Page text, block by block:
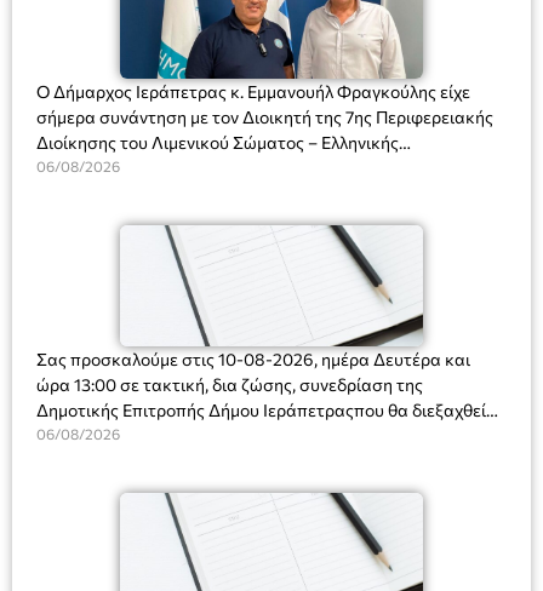
Ο Δήμαρχος Ιεράπετρας κ. Εμμανουήλ Φραγκούλης είχε
σήμερα συνάντηση με τον Διοικητή της 7ης Περιφερειακής
Διοίκησης του Λιμενικού Σώματος – Ελληνικής
Ακτοφυλακής (Λ.Σ.-ΕΛ.ΑΚΤ.), Αρχιπλοίαρχο Λ.Σ. κ. Ιωάννη
06/08/2026
Σας προσκαλούμε στις 10-08-2026, ημέρα Δευτέρα και
ώρα 13:00 σε τακτική, δια ζώσης, συνεδρίαση της
Δημοτικής Επιτροπής Δήμου Ιεράπετραςπου θα διεξαχθεί
στο Δημοτικό Κατάστημα, Δημοκρατίας 31 στην αίθουσα
και λήψη αποφάσεων στα παρακάτω θέματα:
06/08/2026